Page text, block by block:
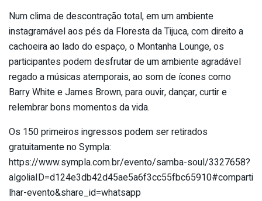
Num clima de descontração total, em um ambiente
instagramável aos pés da Floresta da Tijuca, com direito a
cachoeira ao lado do espaço, o Montanha Lounge, os
participantes podem desfrutar de um ambiente agradável
regado a músicas atemporais, ao som de ícones como
Barry White e James Brown, para ouvir, dançar, curtir e
relembrar bons momentos da vida.
Os 150 primeiros ingressos podem ser retirados
gratuitamente no Sympla:
https://www.sympla.com.br/evento/samba-soul/3327658?
algoliaID=d124e3db42d45ae5a6f3cc55fbc65910#comparti
lhar-evento&share_id=whatsapp